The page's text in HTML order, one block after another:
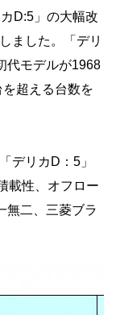
D:5」の大幅改
ました。「デリ
代モデルが1968
超える台数を
デリカD：5」
載性、オフロー
無二、三菱ブラ